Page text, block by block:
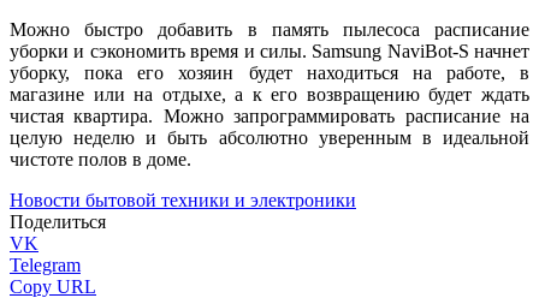
Можно быстро добавить в память пылесоса расписание
уборки и сэкономить время и силы. Samsung NaviBot-S начнет
уборку, пока его хозяин будет находиться на работе, в
магазине или на отдыхе, а к его возвращению будет ждать
чистая квартира. Можно запрограммировать расписание на
целую неделю и быть абсолютно уверенным в идеальной
чистоте полов в доме.
Новости бытовой техники и электроники
Поделиться
VK
Telegram
Copy URL